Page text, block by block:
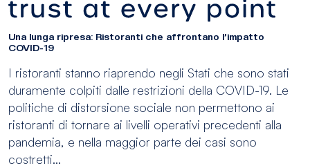
Una lunga ripresa: Ristoranti che affrontano l’impatto
COVID-19
I ristoranti stanno riaprendo negli Stati che sono stati
duramente colpiti dalle restrizioni della COVID-19. Le
politiche di distorsione sociale non permettono ai
ristoranti di tornare ai livelli operativi precedenti alla
pandemia, e nella maggior parte dei casi sono
costretti...